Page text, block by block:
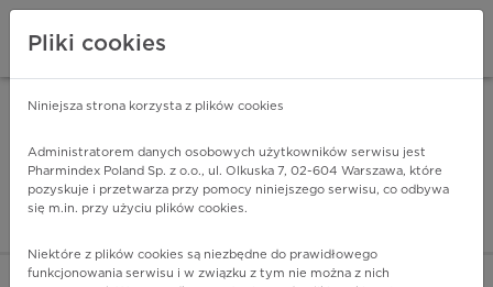
Pharmindex - lider
ZALOGUJ SIĘ
Pliki cookies
Niniejsza strona korzysta z plików cookies
Administratorem danych osobowych użytkowników serwisu jest
Pharmindex Poland Sp. z o.o., ul. Olkuska 7, 02-604 Warszawa, które
pozyskuje i przetwarza przy pomocy niniejszego serwisu, co odbywa
się m.in. przy użyciu plików cookies.
Niektóre z plików cookies są niezbędne do prawidłowego
funkcjonowania serwisu i w związku z tym nie można z nich
ZA DARMO - w Google Play INSTALUJ